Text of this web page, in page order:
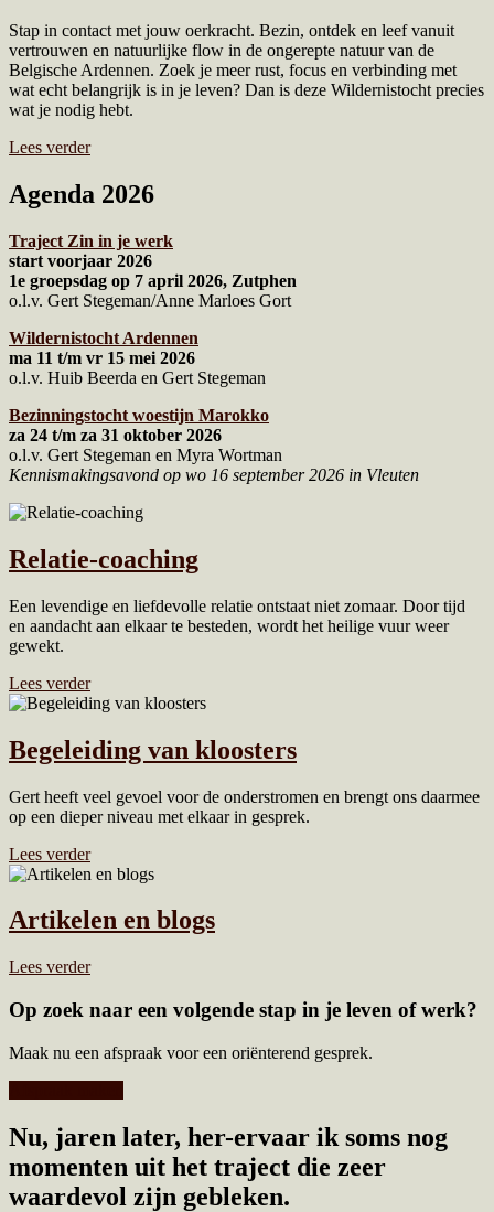
Stap in contact met jouw oerkracht. Bezin, ontdek en leef vanuit
vertrouwen en natuurlijke flow in de ongerepte natuur van de
Belgische Ardennen. Zoek je meer rust, focus en verbinding met
wat echt belangrijk is in je leven? Dan is deze Wildernistocht precies
wat je nodig hebt.
Lees verder
Agenda 2026
Traject Zin in je werk
start voorjaar 2026
1e groepsdag op 7 april 2026, Zutphen
o.l.v. Gert Stegeman/Anne Marloes Gort
Wildernistocht Ardennen
ma 11 t/m vr 15 mei 2026
o.l.v. Huib Beerda en Gert Stegeman
Bezinningstocht woestijn Marokko
za 24 t/m za 31 oktober 2026
o.l.v. Gert Stegeman en Myra Wortman
Kennismakingsavond op wo 16 september 2026 in Vleuten
Relatie-coaching
Een levendige en liefdevolle relatie ontstaat niet zomaar. Door tijd
en aandacht aan elkaar te besteden, wordt het heilige vuur weer
gewekt.
Lees verder
Begeleiding van kloosters
Gert heeft veel gevoel voor de onderstromen en brengt ons daarmee
op een dieper niveau met elkaar in gesprek.
Lees verder
Artikelen en blogs
Lees verder
Op zoek naar een volgende stap in je leven of werk?
Maak nu een afspraak voor een oriënterend gesprek.
Nu, jaren later, her-ervaar ik soms nog
momenten uit het traject die zeer
waardevol zijn gebleken.